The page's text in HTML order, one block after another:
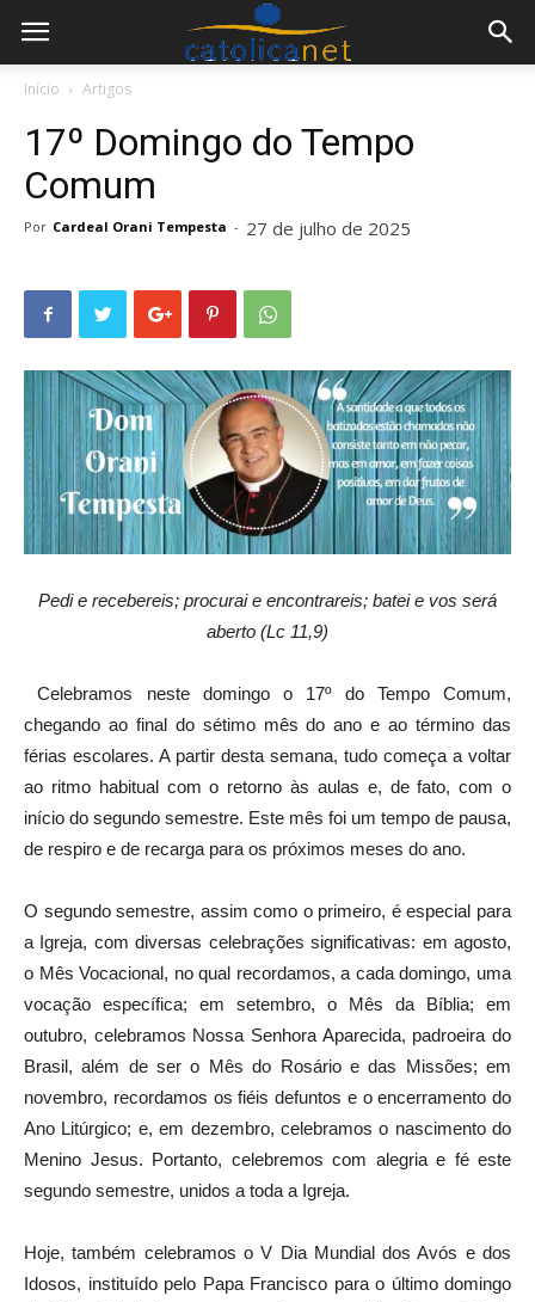
Início Artigos
17º Domingo do Tempo
Comum
Por Cardeal Orani Tempesta - 27 de julho de 2025
Pedi e recebereis; procurai e encontrareis; batei e vos será
aberto (Lc 11,9)
Celebramos neste domingo o 17º do Tempo Comum,
chegando ao final do sétimo mês do ano e ao término das
férias escolares. A partir desta semana, tudo começa a voltar
ao ritmo habitual com o retorno às aulas e, de fato, com o
início do segundo semestre. Este mês foi um tempo de pausa,
de respiro e de recarga para os próximos meses do ano.
O segundo semestre, assim como o primeiro, é especial para
a Igreja, com diversas celebrações significativas: em agosto,
o Mês Vocacional, no qual recordamos, a cada domingo, uma
vocação específica; em setembro, o Mês da Bíblia; em
outubro, celebramos Nossa Senhora Aparecida, padroeira do
Brasil, além de ser o Mês do Rosário e das Missões; em
novembro, recordamos os fiéis defuntos e o encerramento do
Ano Litúrgico; e, em dezembro, celebramos o nascimento do
Menino Jesus. Portanto, celebremos com alegria e fé este
segundo semestre, unidos a toda a Igreja.
Hoje, também celebramos o V Dia Mundial dos Avós e dos
Idosos, instituído pelo Papa Francisco para o último domingo